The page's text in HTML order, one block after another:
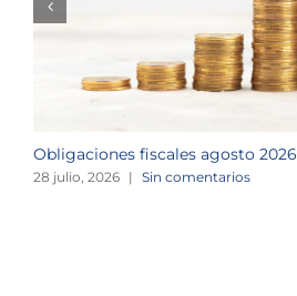
Obligaciones fiscales agosto 2026
28 julio, 2026 | Sin comentarios